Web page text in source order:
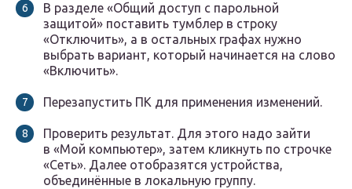
В разделе «Общий доступ с парольной
защитой» поставить тумблер в строку
«Отключить», а в остальных графах нужно
выбрать вариант, который начинается на слово
«Включить».
Перезапустить ПК для применения изменений.
Проверить результат. Для этого надо зайти
в «Мой компьютер», затем кликнуть по строчке
«Сеть». Далее отобразятся устройства,
объединённые в локальную группу.